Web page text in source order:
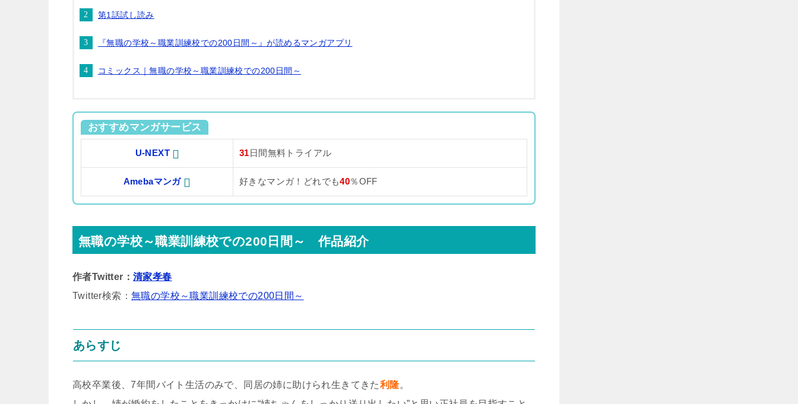
第1話試し読み
『無職の学校～職業訓練校での200日間～』が読めるマンガアプリ
コミックス｜無職の学校～職業訓練校での200日間～
おすすめマンガサービス
U-NEXT 31日間無料トライアル
Amebaマンガ 好きなマンガ！どれでも40％OFF
無職の学校～職業訓練校での200日間～ 作品紹介
作者Twitter：清家孝春
Twitter検索： 無職の学校～職業訓練校での200日間～
あらすじ
高校卒業後、7年間バイト生活のみで、同居の姉に助けられ生きてきた利隆。